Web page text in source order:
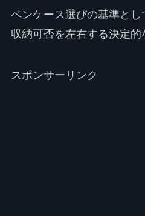
ペンケース選びの基準と
収納可否を左右する決定的
スポンサーリンク